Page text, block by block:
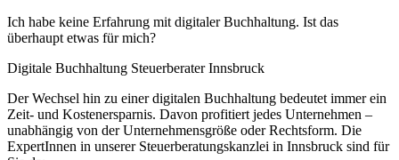
Ich habe keine Erfahrung mit digitaler Buchhaltung. Ist das
überhaupt etwas für mich?
Digitale Buchhaltung Steuerberater Innsbruck
Der Wechsel hin zu einer digitalen Buchhaltung bedeutet immer ein
Zeit- und Kostenersparnis. Davon profitiert jedes Unternehmen –
unabhängig von der Unternehmensgröße oder Rechtsform. Die
ExpertInnen in unserer Steuerberatungskanzlei in Innsbruck sind für